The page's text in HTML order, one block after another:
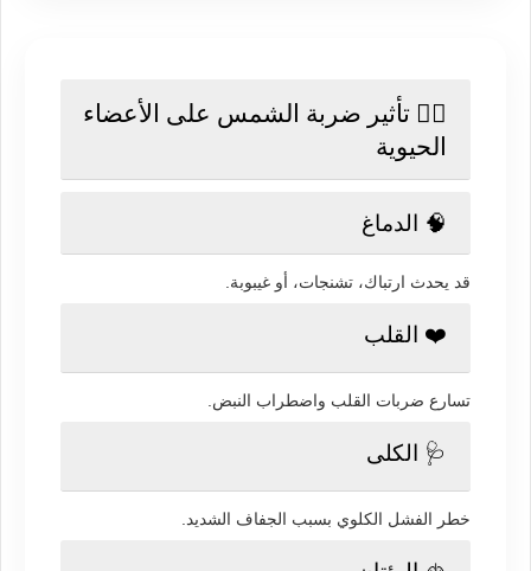
🧑‍⚕️ تأثير ضربة الشمس على الأعضاء
الحيوية
🧠 الدماغ
قد يحدث ارتباك، تشنجات، أو غيبوبة.
❤️ القلب
تسارع ضربات القلب واضطراب النبض.
🩺 الكلى
خطر الفشل الكلوي بسبب الجفاف الشديد.